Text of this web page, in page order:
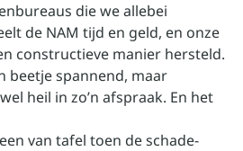
die we allebei
de NAM tijd en geld, en onze
constructieve manier hersteld.
beetje spannend, maar
heil in zo’n afspraak. En het
van tafel toen de schade-